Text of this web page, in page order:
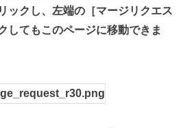
ックし、左端の［マージリクエス
してもこのページに移動できま